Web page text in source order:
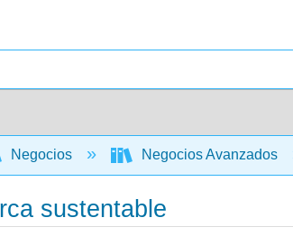
Negocios Negocios Avanzados
sustentable